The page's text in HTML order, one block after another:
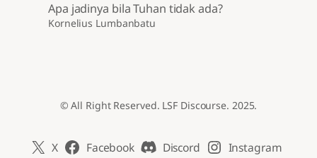
Apa jadinya bila Tuhan tidak ada?
Kornelius Lumbanbatu
© All Right Reserved. LSF Discourse. 2025.
X Facebook Discord Instagram